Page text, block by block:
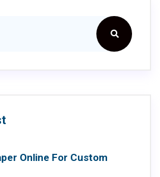
Online For Custom